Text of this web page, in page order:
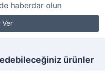
haberdar olun
Ver
ürünler